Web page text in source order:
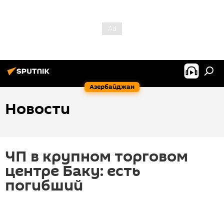
Азербайджан
Новости
ЧП в крупном торговом
центре Баку: есть
погибший